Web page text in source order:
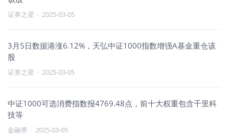
证券之星 · 2025-03-05
3月5日数据港涨6.12%，天弘中证1000指数增强A基金重仓该
股
证券之星 · 2025-03-05
中证1000可选消费指数报4769.48点，前十大权重包含千里科
技等
金融界 · 2025-03-05